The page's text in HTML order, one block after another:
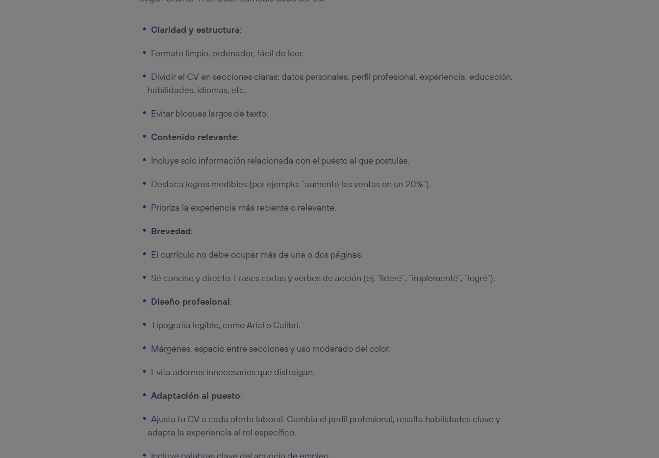
Claridad y estructura:
Formato limpio, ordenador, fácil de leer.
Dividir el CV en secciones claras: datos personales, perfil profesional, experiencia, educación,
habilidades, idiomas, etc.
Evitar bloques largos de texto.
Contenido relevante:
Incluye solo información relacionada con el puesto al que postulas.
Destaca logros medibles (por ejemplo: “aumenté las ventas en un 20%”).
Prioriza la experiencia más reciente o relevante.
Brevedad:
El currículo no debe ocupar más de una o dos páginas.
Sé conciso y directo. Frases cortas y verbos de acción (ej. “lideré”, “implementé”, “logré”).
Diseño profesional:
Tipografía legible, como Arial o Calibri.
Márgenes, espacio entre secciones y uso moderado del color.
Evita adornos innecesarios que distraigan.
Adaptación al puesto:
Ajusta tu CV a cada oferta laboral. Cambia el perfil profesional, resalta habilidades clave y
adapta la experiencia al rol específico.